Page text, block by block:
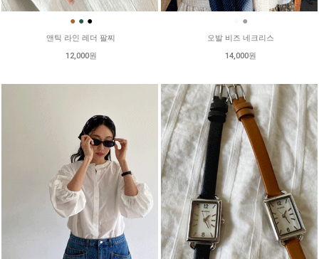
● ● ●
앤틱 라인 레더 팔찌
12,000원
●
오발 비즈 네크리스
14,000원